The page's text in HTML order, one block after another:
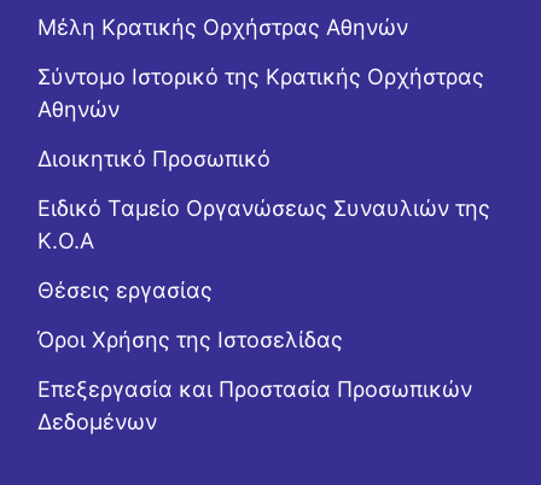
Μέλη Κρατικής Ορχήστρας Αθηνών
Σύντομο Ιστορικό της Κρατικής Ορχήστρας
Αθηνών
Διοικητικό Προσωπικό
Ειδικό Ταμείο Οργανώσεως Συναυλιών της
Κ.Ο.Α
Θέσεις εργασίας
Όροι Χρήσης της Ιστοσελίδας
Επεξεργασία και Προστασία Προσωπικών
Δεδομένων